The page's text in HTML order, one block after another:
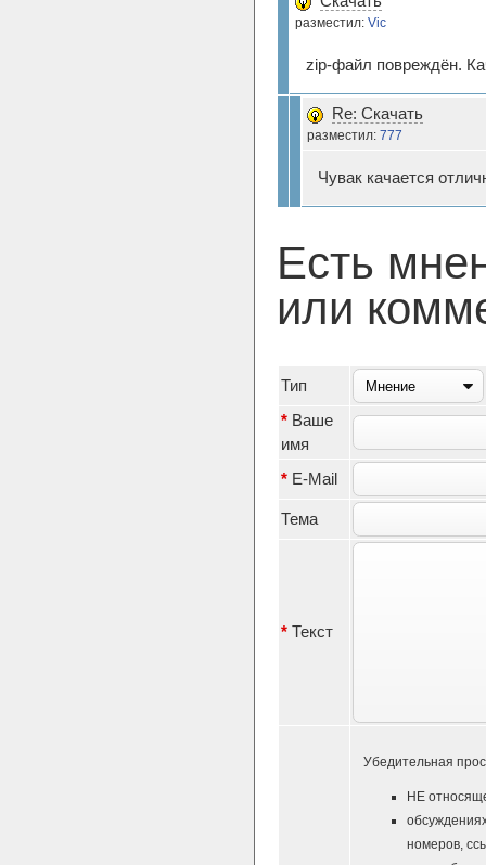
разместил: Vic
zip-файл повреждён.
Re: Скачать
разместил: 777
Чувак качается
Есть
или
Тип
* Ваше
имя
* E-Mail
Тема
* Текст
Убедительная
НЕ
номеров,